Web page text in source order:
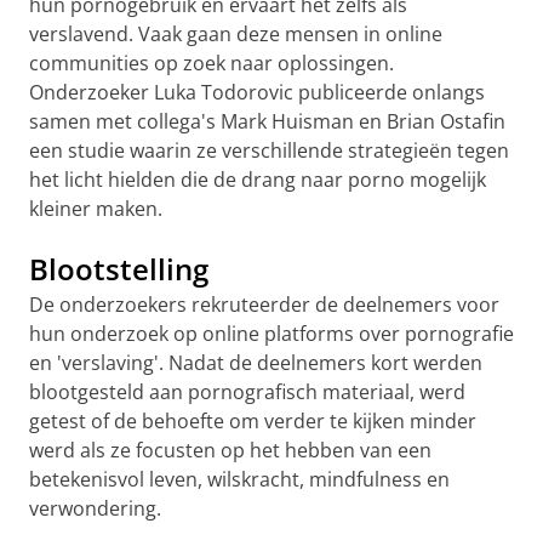
verslavend. Vaak gaan deze mensen in online
communities op zoek naar oplossingen.
Onderzoeker Luka Todorovic publiceerde onlangs
samen met collega's Mark Huisman en Brian Ostafin
een studie waarin ze verschillende strategieën tegen
het licht hielden die de drang naar porno mogelijk
kleiner maken.
Blootstelling
De onderzoekers rekruteerder de deelnemers voor
hun onderzoek op online platforms over pornografie
en 'verslaving'. Nadat de deelnemers kort werden
blootgesteld aan pornografisch materiaal, werd
getest of de behoefte om verder te kijken minder
werd als ze focusten op het hebben van een
betekenisvol leven, wilskracht, mindfulness en
verwondering.